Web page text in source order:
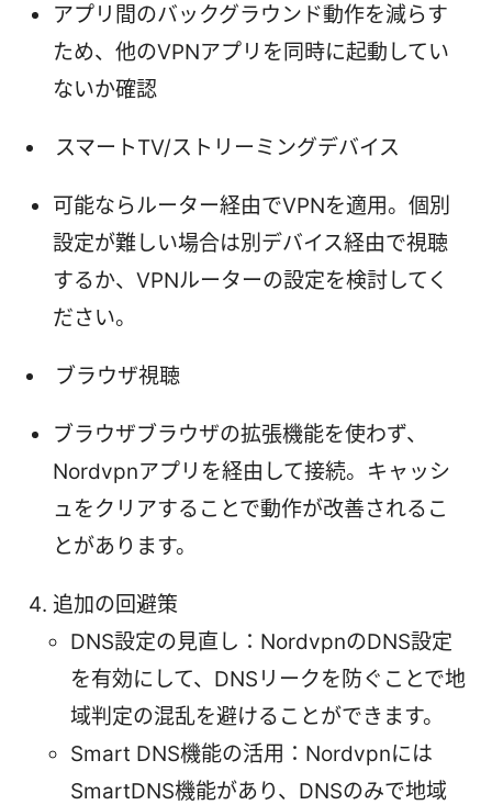
アプリ間のバックグラウンド動作を減らす
ため、他のVPNアプリを同時に起動してい
ないか確認
スマートTV/ストリーミングデバイス
可能ならルーター経由でVPNを適用。個別
設定が難しい場合は別デバイス経由で視聴
するか、VPNルーターの設定を検討してく
ださい。
ブラウザ視聴
ブラウザブラウザの拡張機能を使わず、
Nordvpnアプリを経由して接続。キャッシ
ュをクリアすることで動作が改善されるこ
とがあります。
追加の回避策
DNS設定の見直し：NordvpnのDNS設定
を有効にして、DNSリークを防ぐことで地
域判定の混乱を避けることができます。
Smart DNS機能の活用：Nordvpnには
SmartDNS機能があり、DNSのみで地域